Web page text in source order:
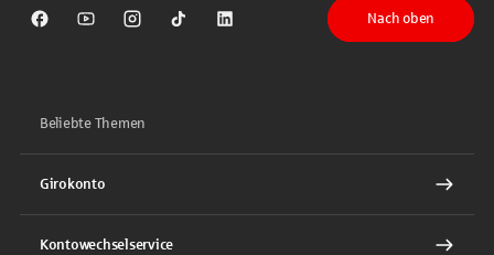
Sparkasse auf Facebook
Sparkasse auf Youtube
Sparkasse auf Instagram
Sparkasse auf TikTok
Sparkasse auf LinkedIn
Nach oben
Beliebte Themen
Girokonto
Kontowechselservice